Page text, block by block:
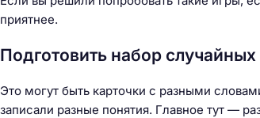
приятнее.
Подготовить набор
Это могут быть карточки с разными
записали разные понятия. Главное тут —